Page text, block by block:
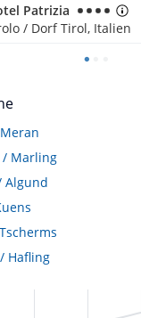
Patrizia
/ Dorf Tirol, Italien
/ Marling
Algund
Hafling